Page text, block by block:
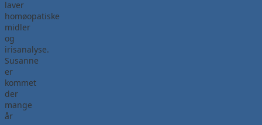
laver
homøopatiske
midler
og
irisanalyse.
Susanne
er
kommet
der
mange
år